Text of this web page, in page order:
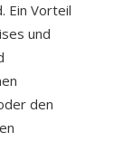
Ein Vorteil
und
den